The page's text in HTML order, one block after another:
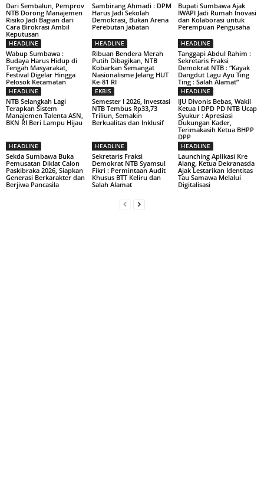
Dari Sembalun, Pemprov
NTB Dorong Manajemen
Risiko Jadi Bagian dari
Cara Birokrasi Ambil
Keputusan
Sambirang Ahmadi : DPM
Harus Jadi Sekolah
Demokrasi, Bukan Arena
Perebutan Jabatan
Bupati Sumbawa Ajak
IWAPI Jadi Rumah Inovasi
dan Kolaborasi untuk
Perempuan Pengusaha
HEADLINE
Wabup Sumbawa :
Budaya Harus Hidup di
Tengah Masyarakat,
Festival Digelar Hingga
Pelosok Kecamatan
HEADLINE
Ribuan Bendera Merah
Putih Dibagikan, NTB
Kobarkan Semangat
Nasionalisme Jelang HUT
Ke-81 RI
HEADLINE
Tanggapi Abdul Rahim :
Sekretaris Fraksi
Demokrat NTB : “Kayak
Dangdut Lagu Ayu Ting
Ting : Salah Alamat”
HEADLINE
NTB Selangkah Lagi
Terapkan Sistem
Manajemen Talenta ASN,
BKN RI Beri Lampu Hijau
EKBIS
Semester I 2026, Investasi
NTB Tembus Rp33,73
Triliun, Semakin
Berkualitas dan Inklusif
HEADLINE
IJU Divonis Bebas, Wakil
Ketua I DPD PD NTB Ucap
Syukur : Apresiasi
Dukungan Kader,
Terimakasih Ketua BHPP
DPP
HEADLINE
Sekda Sumbawa Buka
Pemusatan Diklat Calon
Paskibraka 2026, Siapkan
Generasi Berkarakter dan
Berjiwa Pancasila
HEADLINE
Sekretaris Fraksi
Demokrat NTB Syamsul
Fikri : Permintaan Audit
Khusus BTT Keliru dan
Salah Alamat
HEADLINE
Launching Aplikasi Kre
Alang, Ketua Dekranasda
Ajak Lestarikan Identitas
Tau Samawa Melalui
Digitalisasi